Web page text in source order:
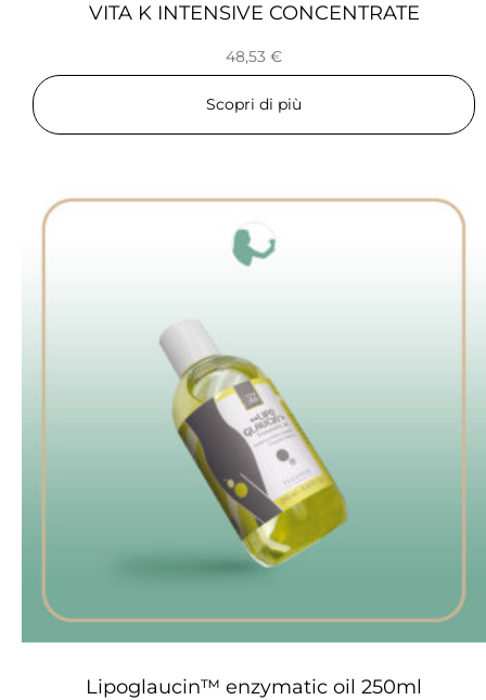
VITA K INTENSIVE CONCENTRATE
48,53 €
Scopri di più
Lipoglaucin™ enzymatic oil 250ml